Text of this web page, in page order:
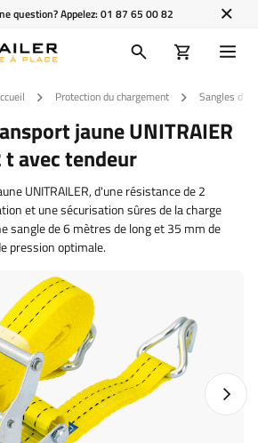
question? Appelez:01 87 65 00 82
Protection du chargement Sangles
jaune UNITRAIER
avec tendeur
UNITRAILER, d'une résistance de 2
et une sécurisation sûres de la charge
sangle de 6 mètres de long et 35 mm de
pression optimale.
Photo